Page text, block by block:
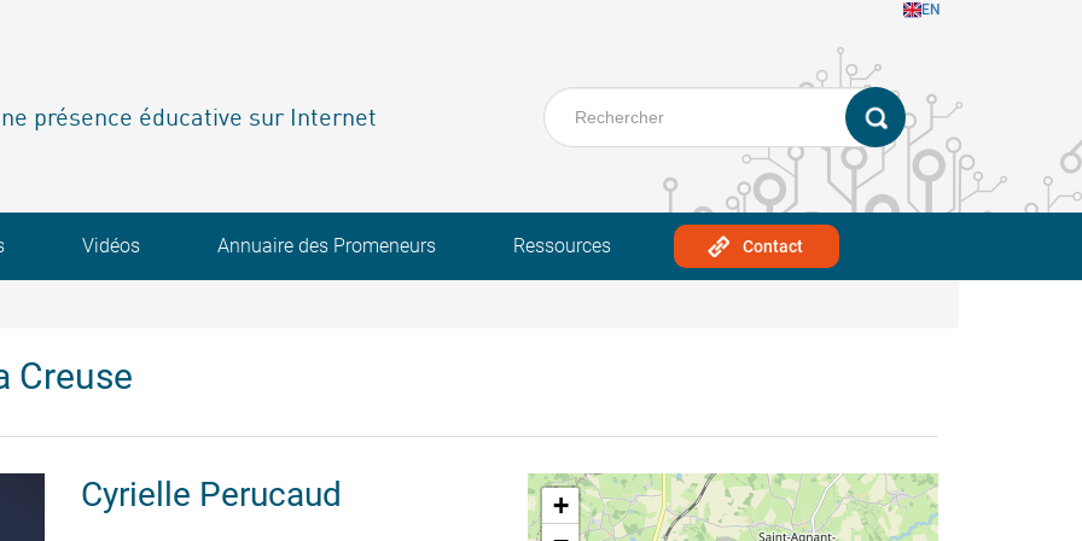
EN
présence éducative sur Internet
Vidéos Annuaire des Promeneurs Ressources Contact
Creuse
Cyrielle Perucaud
+